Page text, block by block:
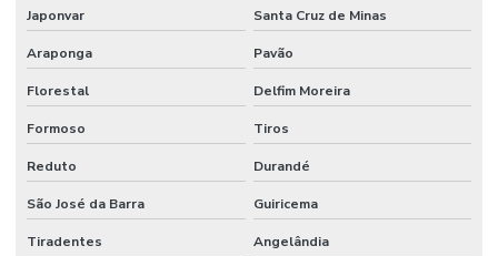
Japonvar Santa Cruz de Minas
Araponga Pavão
Florestal Delfim Moreira
Formoso Tiros
Reduto Durandé
São José da Barra Guiricema
Tiradentes Angelândia